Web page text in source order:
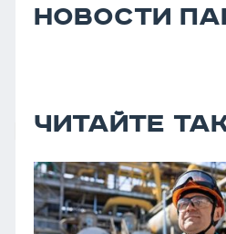
НОВОСТИ
ЧИТАЙТЕ